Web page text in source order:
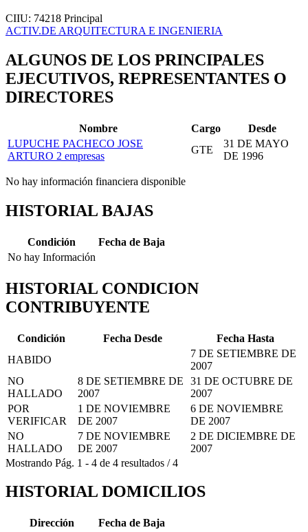
CIIU: 74218 Principal
ACTIV.DE ARQUITECTURA E INGENIERIA
ALGUNOS DE LOS PRINCIPALES
EJECUTIVOS, REPRESENTANTES O
DIRECTORES
Nombre Cargo
Desde
LUPUCHE PACHECO JOSE
ARTURO 2 empresas
GTE
31 DE MAYO
DE 1996
No hay información financiera disponible
HISTORIAL BAJAS
Condición
Fecha de Baja
No hay Información
HISTORIAL CONDICION
CONTRIBUYENTE
Condición Fecha Desde
Fecha Hasta
HABIDO
7 DE SETIEMBRE DE
2007
NO
HALLADO
8 DE SETIEMBRE DE
2007
31 DE OCTUBRE DE
2007
POR
VERIFICAR
1 DE NOVIEMBRE
DE 2007
6 DE NOVIEMBRE
DE 2007
NO
HALLADO
7 DE NOVIEMBRE
DE 2007
2 DE DICIEMBRE DE
2007
Mostrando Pág. 1 - 4 de 4 resultados /4
HISTORIAL DOMICILIOS
Dirección Fecha de Baja